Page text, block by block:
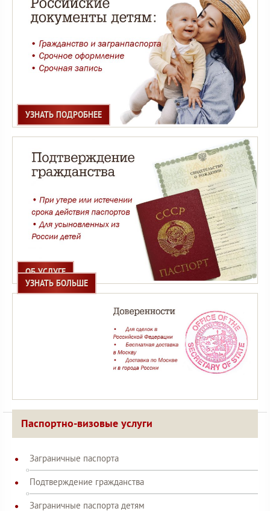
УЗНАТЬ ПОДРОБНЕЕ
ОБ УСЛУГЕ
УЗНАТЬ БОЛЬШЕ
Паспортно-визовые услуги
Заграничные паспорта
Подтверждение гражданства
Заграничные паспорта детям